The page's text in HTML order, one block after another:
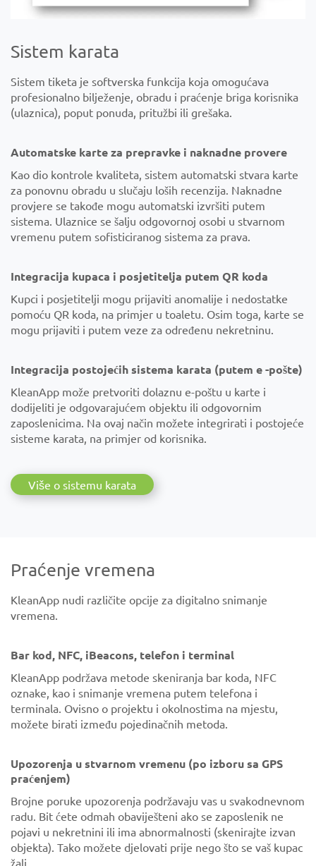
Sistem karata
Sistem tiketa je softverska funkcija koja omogućava
profesionalno bilježenje, obradu i praćenje briga korisnika
(ulaznica), poput ponuda, pritužbi ili grešaka.
Automatske karte za prepravke i naknadne provere
Kao dio kontrole kvaliteta, sistem automatski stvara karte
za ponovnu obradu u slučaju loših recenzija. Naknadne
provjere se takođe mogu automatski izvršiti putem
sistema. Ulaznice se šalju odgovornoj osobi u stvarnom
vremenu putem sofisticiranog sistema za prava.
Integracija kupaca i posjetitelja putem QR koda
Kupci i posjetitelji mogu prijaviti anomalije i nedostatke
pomoću QR koda, na primjer u toaletu. Osim toga, karte se
mogu prijaviti i putem veze za određenu nekretninu.
Integracija postojećih sistema karata (putem e -pošte)
KleanApp može pretvoriti dolaznu e-poštu u karte i
dodijeliti je odgovarajućem objektu ili odgovornim
zaposlenicima. Na ovaj način možete integrirati i postojeće
sisteme karata, na primjer od korisnika.
Više o sistemu karata
Praćenje vremena
KleanApp nudi različite opcije za digitalno snimanje
vremena.
Bar kod, NFC, iBeacons, telefon i terminal
KleanApp podržava metode skeniranja bar koda, NFC
oznake, kao i snimanje vremena putem telefona i
terminala. Ovisno o projektu i okolnostima na mjestu,
možete birati između pojedinačnih metoda.
Upozorenja u stvarnom vremenu (po izboru sa GPS
praćenjem)
Brojne poruke upozorenja podržavaju vas u svakodnevnom
radu. Bit ćete odmah obaviješteni ako se zaposlenik ne
pojavi u nekretnini ili ima abnormalnosti (skenirajte izvan
objekta). Tako možete djelovati prije nego što se vaš kupac
žali.